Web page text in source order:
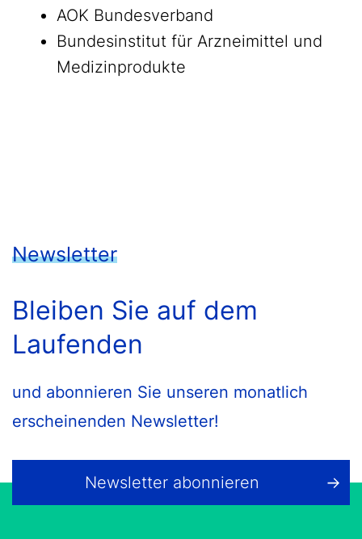
AOK Bundesverband
Bundesinstitut für Arzneimittel und
Medizinprodukte
Newsletter
Bleiben Sie auf dem
Laufenden
und abonnieren Sie unseren monatlich
erscheinenden Newsletter!
Newsletter abonnieren